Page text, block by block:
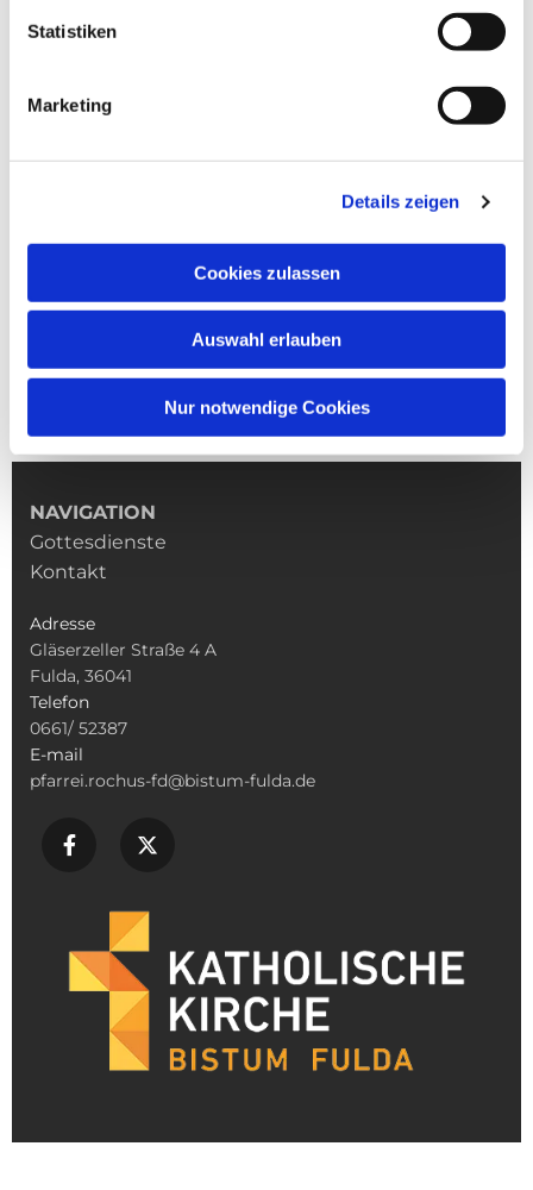
Statistiken
Marketing
Details zeigen
Cookies zulassen
Auswahl erlauben
Nur notwendige Cookies
NAVIGATION
Gottesdienste
Kontakt
Adresse
Gläserzeller Straße 4 A
Fulda, 36041
Telefon
0661/ 52387
E-mail
pfarrei.rochus-fd@bistum-fulda.de